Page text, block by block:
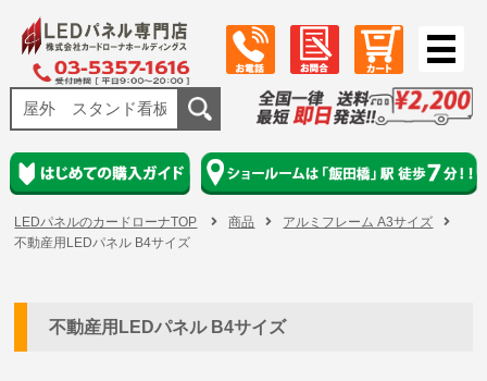
LEDパネルのカードローナTOP 商品
アルミフレーム A3サイズ
不動産用LEDパネル B4サイズ
不動産用LEDパネル B4サイズ